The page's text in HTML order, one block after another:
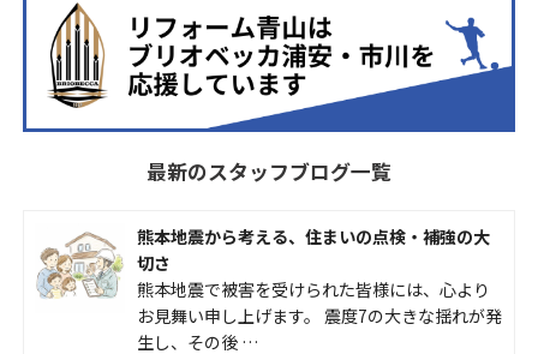
最新のスタッフブログ一覧
熊本地震から考える、住まいの点検・補強の大
切さ
熊本地震で被害を受けられた皆様には、心より
お見舞い申し上げます。 震度7の大きな揺れが発
生し、その後 …